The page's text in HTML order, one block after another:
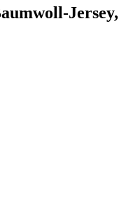
Jersey,